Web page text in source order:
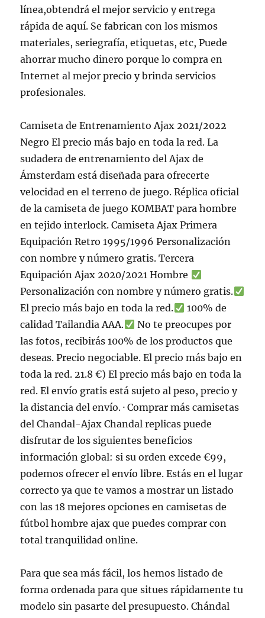
línea,obtendrá el mejor servicio y entrega
rápida de aquí. Se fabrican con los mismos
materiales, seriegrafía, etiquetas, etc, Puede
ahorrar mucho dinero porque lo compra en
Internet al mejor precio y brinda servicios
profesionales.
Camiseta de Entrenamiento Ajax 2021/2022
Negro El precio más bajo en toda la red. La
sudadera de entrenamiento del Ajax de
Ámsterdam está diseñada para ofrecerte
velocidad en el terreno de juego. Réplica oficial
de la camiseta de juego KOMBAT para hombre
en tejido interlock. Camiseta Ajax Primera
Equipación Retro 1995/1996 Personalización
con nombre y número gratis. Tercera
Equipación Ajax 2020/2021 Hombre
Personalización con nombre y número gratis.
El precio más bajo en toda la red.
100% de
calidad Tailandia AAA.
No te preocupes por
las fotos, recibirás 100% de los productos que
deseas. Precio negociable. El precio más bajo en
toda la red. 21.8 €) El precio más bajo en toda la
red. El envío gratis está sujeto al peso, precio y
la distancia del envío. · Comprar más camisetas
del Chandal-Ajax Chandal replicas puede
disfrutar de los siguientes beneficios
información global: si su orden excede €99,
podemos ofrecer el envío libre. Estás en el lugar
correcto ya que te vamos a mostrar un listado
con las 18 mejores opciones en camisetas de
fútbol hombre ajax que puedes comprar con
total tranquilidad online.
Para que sea más fácil, los hemos listado de
forma ordenada para que situes rápidamente tu
modelo sin pasarte del presupuesto. Chándal